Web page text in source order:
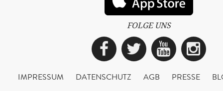
FOLGE UNS
Facebook
Twitter
IMPRESSUM DATENSCHUTZ AGB PRESSE